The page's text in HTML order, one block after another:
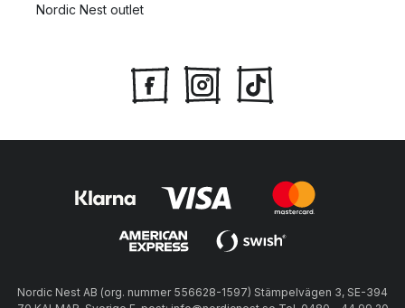
Nordic Nest outlet
Nordic Nest AB (org. nummer 556628-1597) Stämpelvägen 3, SE-394